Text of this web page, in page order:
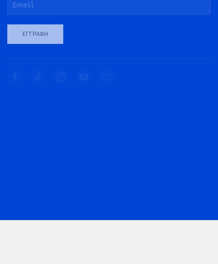
ΕΓΓΡΑΦΉ